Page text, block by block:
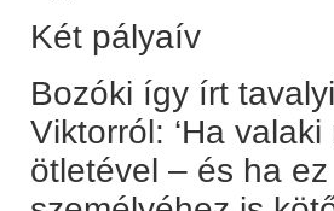
Két pályaív
Bozóki így írt
Viktorról: ‘Ha
ötletével – és ha